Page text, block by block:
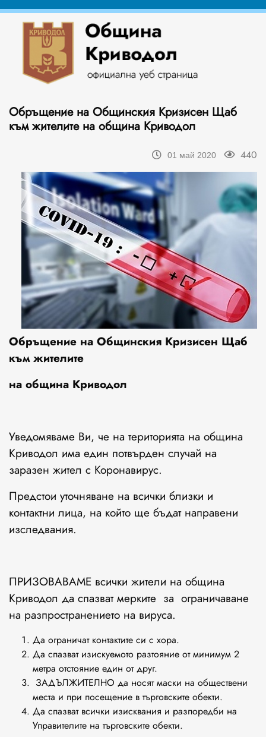
Обръщение на Общинския Кризисен Щаб
към жителите на община Криводол
01 май 2020 440
Обръщение на Общинския Кризисен Щаб
към жителите
на община Криводол
Уведомяваме Ви, че на територията на община
Криводол има един потвърден случай на
заразен жител с Коронавирус.
Предстои уточняване на всички близки и
контактни лица, на който ще бъдат направени
изследвания.
ПРИЗОВАВАМЕ всички жители на община
Криводол да спазват мерките за ограничаване
на разпространението на вируса.
Да ограничат контактите си с хора.
Да спазват изискуемото разтояние от минимум 2
метра отстояние един от друг.
ЗАДЪЛЖИТЕЛНО да носят маски на обществени
места и при посещение в търговските обекти.
Да спазват всички изисквания и разпоредби на
Управителите на търговските обекти.